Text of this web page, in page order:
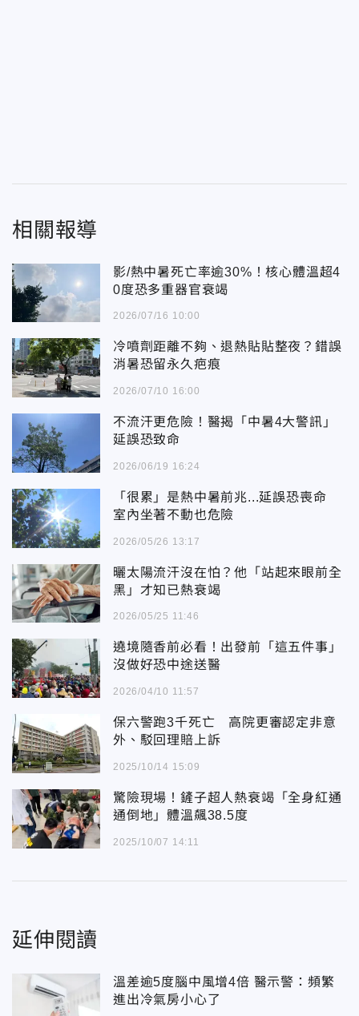
相關報導
影/熱中暑死亡率逾30%！核心體溫超4
0度恐多重器官衰竭
2026/07/16 10:00
冷噴劑距離不夠、退熱貼貼整夜？錯誤
消暑恐留永久疤痕
2026/07/10 16:00
不流汗更危險！醫揭「中暑4大警訊」
延誤恐致命
2026/06/19 16:24
「很累」是熱中暑前兆...延誤恐喪命
室內坐著不動也危險
2026/05/26 13:17
曬太陽流汗沒在怕？他「站起來眼前全
黑」才知已熱衰竭
2026/05/25 11:46
遶境隨香前必看！出發前「這五件事」
沒做好恐中途送醫
2026/04/10 11:57
保六警跑3千死亡 高院更審認定非意
外、駁回理賠上訴
2025/10/14 15:09
驚險現場！鏟子超人熱衰竭「全身紅通
通倒地」體溫飆38.5度
2025/10/07 14:11
延伸閱讀
溫差逾5度腦中風增4倍 醫示警：頻繁
進出冷氣房小心了